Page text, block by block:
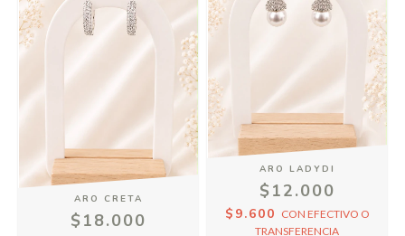
ARO CRETA
$18.000
ARO LADYDI
$12.000
$9.600 CON EFECTIVO O
TRANSFERENCIA